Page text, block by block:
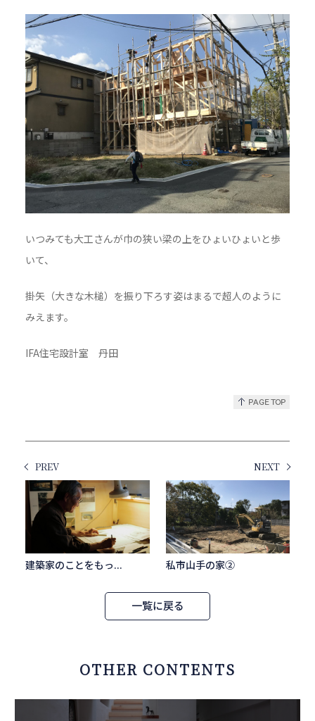
いつみても大工さんが巾の狭い梁の上をひょいひょいと歩
いて、
掛矢（大きな木槌）を振り下ろす姿はまるで超人のように
みえます。
IFA住宅設計室 丹田
PREV
建築家のことをもっ...
NEXT
私市山手の家②
一覧に戻る
OTHER CONTENTS